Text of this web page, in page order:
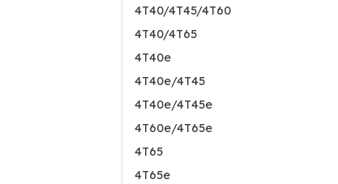
4T40/4T45/4T60
4T40/4T65
4T40e
4T40e/4T45
4T40e/4T45e
4T60e/4T65e
4T65
4T65e